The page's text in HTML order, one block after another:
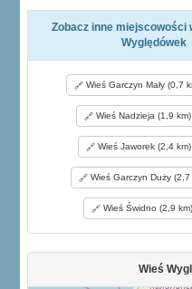
Zobacz inne miejscowości
Wyględówek
Wieś Garczyn Mały (0,7
Wieś Nadzieja (1,9 km)
Wieś Jaworek (2,4 km)
Wieś Garczyn Duży (2,7
Wieś Świdno (2,9 km)
Wieś